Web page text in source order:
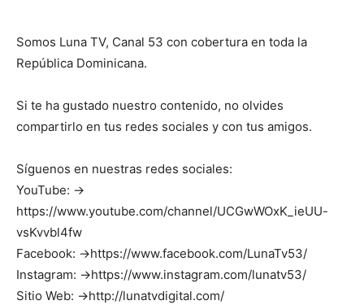
Somos Luna TV, Canal 53 con cobertura en toda la
República Dominicana.
Si te ha gustado nuestro contenido, no olvides
compartirlo en tus redes sociales y con tus amigos.
Síguenos en nuestras redes sociales:
YouTube: →
https://www.youtube.com/channel/UCGwWOxK_ieUU-
vsKvvbl4fw
Facebook: →https://www.facebook.com/LunaTv53/
Instagram: →https://www.instagram.com/lunatv53/
Sitio Web: →http://lunatvdigital.com/